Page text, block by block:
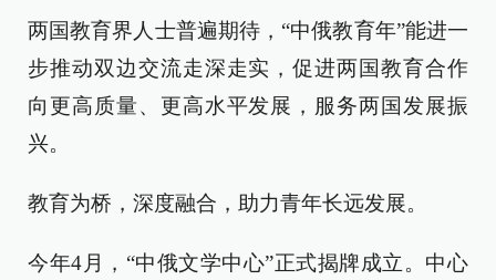
两国教育界人士普遍期待，“中俄教育年”能进一
步推动双边交流走深走实，促进两国教育合作
向更高质量、更高水平发展，服务两国发展振
兴。
教育为桥，深度融合，助力青年长远发展。
今年4月，“中俄文学中心”正式揭牌成立。中心